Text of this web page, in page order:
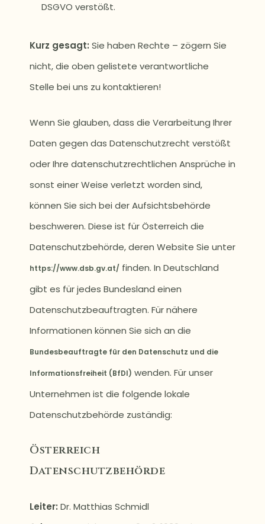
DSGVO verstößt.
Kurz gesagt: Sie haben Rechte – zögern Sie
nicht, die oben gelistete verantwortliche
Stelle bei uns zu kontaktieren!
Wenn Sie glauben, dass die Verarbeitung Ihrer
Daten gegen das Datenschutzrecht verstößt
oder Ihre datenschutzrechtlichen Ansprüche in
sonst einer Weise verletzt worden sind,
können Sie sich bei der Aufsichtsbehörde
beschweren. Diese ist für Österreich die
Datenschutzbehörde, deren Website Sie unter
https://www.dsb.gv.at/ finden. In Deutschland
gibt es für jedes Bundesland einen
Datenschutzbeauftragten. Für nähere
Informationen können Sie sich an die
Bundesbeauftragte für den Datenschutz und die
Informationsfreiheit (BfDI) wenden. Für unser
Unternehmen ist die folgende lokale
Datenschutzbehörde zuständig:
Österreich
Datenschutzbehörde
Leiter: Dr. Matthias Schmidl